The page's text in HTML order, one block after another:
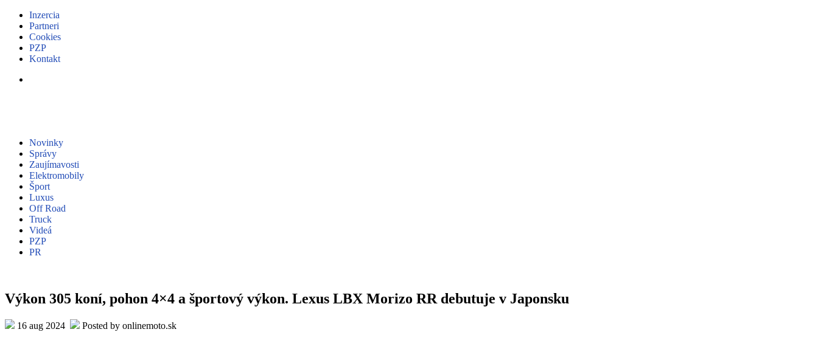
Inzercia
Partneri
Cookies
PZP
Kontakt
Novinky
Správy
Zaujímavosti
Elektromobily
Šport
Luxus
Off Road
Truck
Videá
PZP
PR
Výkon 305 koní, pohon 4×4 a športový výkon. Lexus LBX Morizo RR debutuje v Japonsku
16 aug 2024 Posted by onlinemoto.sk